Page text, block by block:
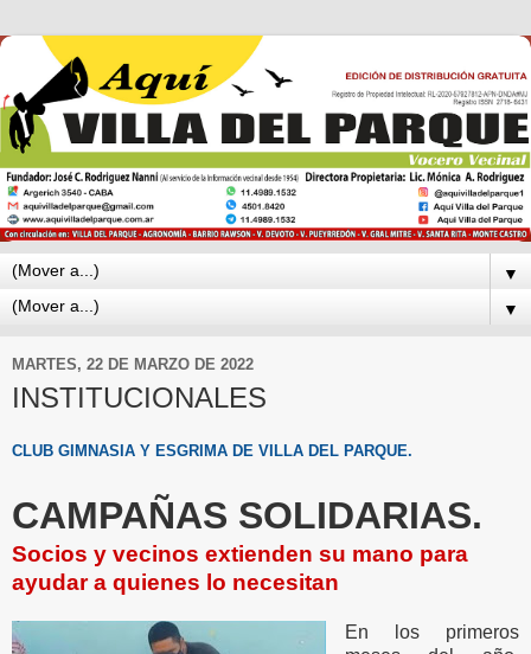
▼
▼
MARTES, 22 DE MARZO DE 2022
INSTITUCIONALES
CLUB GIMNASIA Y ESGRIMA DE VILLA DEL PARQUE.
CAMPAÑAS SOLIDARIAS.
Socios y vecinos extienden su mano para
ayudar a quienes lo necesitan
En los primeros